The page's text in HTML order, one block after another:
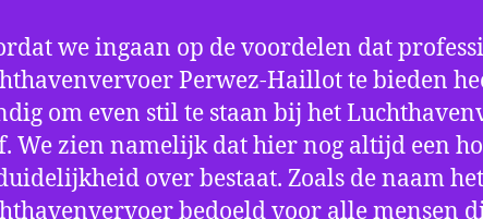
we ingaan op de voordelen dat
Perwez-Haillot te bieden
om even stil te staan bij het
We zien namelijk dat hier nog altijd een
over bestaat. Zoals de naam
bedoeld voor alle mensen